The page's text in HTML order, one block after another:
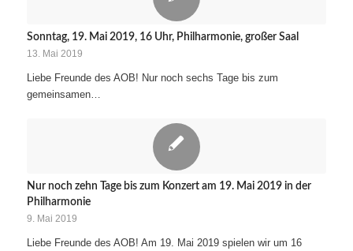
Sonntag, 19. Mai 2019, 16 Uhr, Philharmonie, großer Saal
13. Mai 2019
Liebe Freunde des AOB! Nur noch sechs Tage bis zum
gemeinsamen…
Nur noch zehn Tage bis zum Konzert am 19. Mai 2019 in der
Philharmonie
9. Mai 2019
Liebe Freunde des AOB! Am 19. Mai 2019 spielen wir um 16